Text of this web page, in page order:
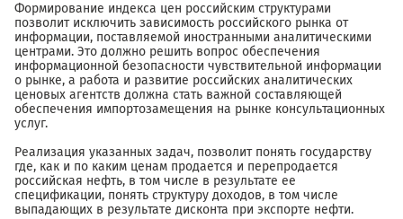
Формирование индекса цен российским структурами
позволит исключить зависимость российского рынка от
информации, поставляемой иностранными аналитическими
центрами. Это должно решить вопрос обеспечения
информационной безопасности чувствительной информации
о рынке, а работа и развитие российских аналитических
ценовых агентств должна стать важной составляющей
обеспечения импортозамещения на рынке консультационных
услуг.
Реализация указанных задач, позволит понять государству
где, как и по каким ценам продается и перепродается
российская нефть, в том числе в результате ее
спецификации, понять структуру доходов, в том числе
выпадающих в результате дисконта при экспорте нефти.